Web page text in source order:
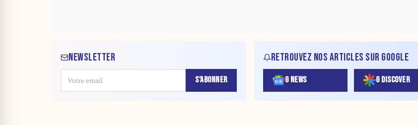
NEWSLETTER
S'ABONNER
RETROUVEZ NOS ARTICLES SUR GOOGLE
G NEWS G DISCOVER